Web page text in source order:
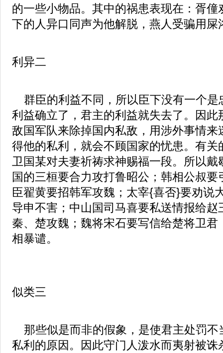
的一些小物品。其中的祸患表现在：胥僮
下的人异口同声为他解脱，燕人受骗用屎
利异二
群臣的利益不同，所以臣下没有一个是
利益确立了，君主的利益就失去了。因此
敌国军队来除掉国内私敌，用涉外事情来
得他的私利，就会不顾国家的忧患。有关
卫国某对夫妻祈祷求神赐福一段。所以
国的三桓要合力攻打鲁昭公；韩相公叔
臣翟黄要招韩军攻魏；太宰{喜否}要劝说
导申不害；中山国司马喜要私送情报给赵
秦、楚攻魏；魏将宋石要写信给楚将卫君
相暴谴。
似类三
那些似是而非的假象，是使君主处罚不
私利的原因。因此守门人泼水而夷射被诛